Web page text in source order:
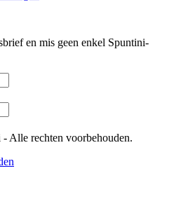
en mis geen enkel Spuntini-
Alle rechten voorbehouden.